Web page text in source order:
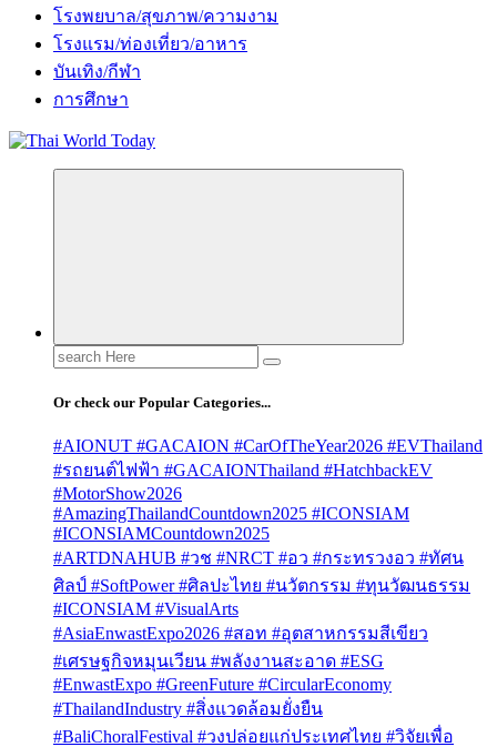
โรงพยบาล/สุขภาพ/ความงาม
โรงแรม/ท่องเที่ยว/อาหาร
บันเทิง/กีฬา
การศึกษา
Search
for:
Or check our Popular Categories...
#AIONUT #GACAION #CarOfTheYear2026 #EVThailand
#รถยนต์ไฟฟ้า #GACAIONThailand #HatchbackEV
#MotorShow2026
#AmazingThailandCountdown2025 #ICONSIAM
#ICONSIAMCountdown2025
#ARTDNAHUB #วช #NRCT #อว #กระทรวงอว #ทัศน
ศิลป์ #SoftPower #ศิลปะไทย #นวัตกรรม #ทุนวัฒนธรรม
#ICONSIAM #VisualArts
#AsiaEnwastExpo2026 #สอท #อุตสาหกรรมสีเขียว
#เศรษฐกิจหมุนเวียน #พลังงานสะอาด #ESG
#EnwastExpo #GreenFuture #CircularEconomy
#ThailandIndustry #สิ่งแวดล้อมยั่งยืน
#BaliChoralFestival #วงปล่อยแก่ประเทศไทย #วิจัยเพื่อ